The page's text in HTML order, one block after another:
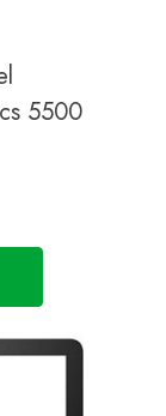
5500